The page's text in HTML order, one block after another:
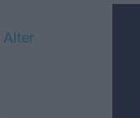
Alter